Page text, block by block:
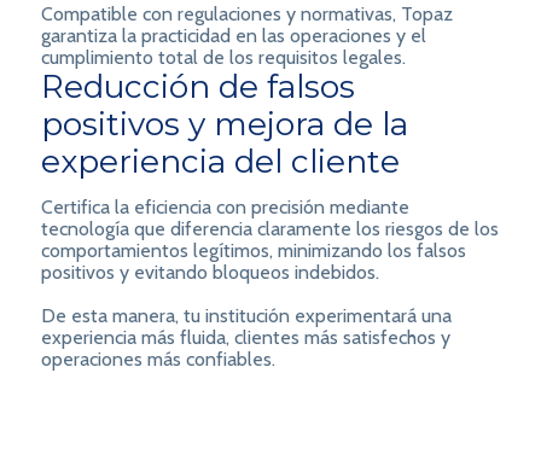
Compatible con regulaciones y normativas, Topaz
garantiza la practicidad en las operaciones y el
cumplimiento total de los requisitos legales.
Reducción de falsos
positivos y mejora de la
experiencia del cliente
Certifica la eficiencia con precisión mediante
tecnología que diferencia claramente los riesgos de los
comportamientos legítimos, minimizando los falsos
positivos y evitando bloqueos indebidos.
De esta manera, tu institución experimentará una
experiencia más fluida, clientes más satisfechos y
operaciones más confiables.